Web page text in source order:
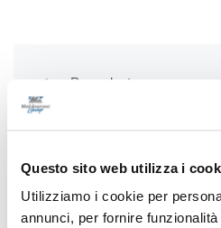
Questo sito web utilizza i
Utilizziamo i cookie per
annunci, per fornire
Precedente
Capriolo cade nel porto
anche un gattino